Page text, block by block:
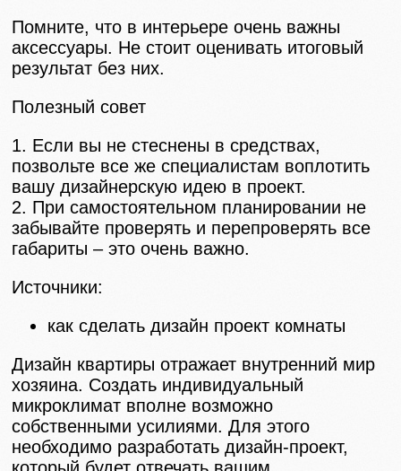
Помните, что в интерьере очень важны
аксессуары. Не стоит оценивать итоговый
результат без них.
Полезный совет
1. Если вы не стеснены в средствах,
позвольте все же специалистам воплотить
вашу дизайнерскую идею в проект.
2. При самостоятельном планировании не
забывайте проверять и перепроверять все
габариты – это очень важно.
Источники:
как сделать дизайн проект комнаты
Дизайн квартиры отражает внутренний мир
хозяина. Создать индивидуальный
микроклимат вполне возможно
собственными усилиями. Для этого
необходимо разработать дизайн-проект,